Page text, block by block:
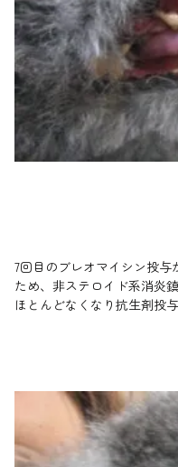
7回目のブレオマイシン投
ため、非ステロイド系消炎
ほとんどなくなり抗生剤投